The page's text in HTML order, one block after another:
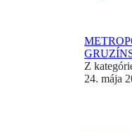
Z
24. mája